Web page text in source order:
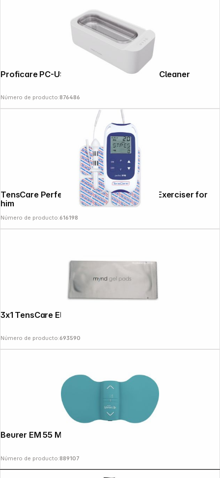
Proficare PC-USR 3120 white Ultrasonic Cleaner
Número de producto:876486
TensCare Perfect PFE Men Pelvic Floor Exerciser for
him
Número de producto:616198
3x1 TensCare Electrode Pads Mynd
Número de producto:693590
Beurer EM 55 Menstrual Relax+
Número de producto:889107